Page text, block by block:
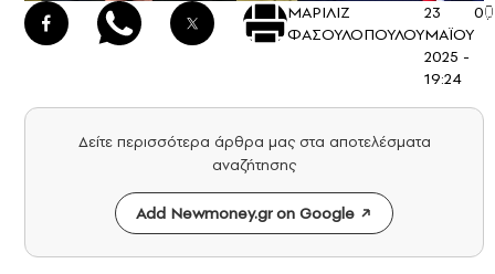
ΜΑΡΙΛΙΖ
ΦΑΣΟΥΛΟΠΟΥΛΟΥ
23
ΜΑΪΟΥ
2025 -
19:24
0
Δείτε περισσότερα άρθρα μας στα αποτελέσματα
αναζήτησης
Add Newmoney.gr on Google